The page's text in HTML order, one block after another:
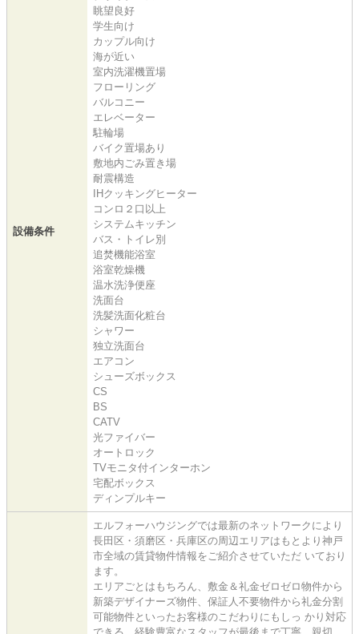
設備条件
眺望良好
学生向け
カップル向け
海が近い
室内洗濯機置場
フローリング
バルコニー
エレベーター
駐輪場
バイク置場あり
敷地内ごみ置き場
耐震構造
IHクッキングヒーター
コンロ２口以上
システムキッチン
バス・トイレ別
追焚機能浴室
浴室乾燥機
温水洗浄便座
洗面台
洗髪洗面化粧台
シャワー
独立洗面台
エアコン
シューズボックス
CS
BS
CATV
光ファイバー
オートロック
TVモニタ付インターホン
宅配ボックス
ディンプルキー
エルフォーハウジングでは最新のネットワークにより
長田区・須磨区・兵庫区の周辺エリアはもとより神戸
市全域の賃貸物件情報をご紹介させていただ いており
ます。
エリアごとはもちろん、敷金＆礼金ゼロゼロ物件から
新築デザイナーズ物件、保証人不要物件から礼金分割
可能物件といったお客様のこだわりにもしっ かり対応